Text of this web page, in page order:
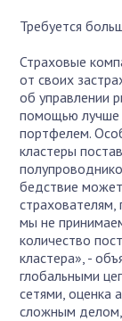
Требуется
Страховые
от своих
об управлении
помощью лучше
портфелем.
кластеры
бедствие
мы не
количество
кластера», -
глобальными
сетями, оценка
сложным